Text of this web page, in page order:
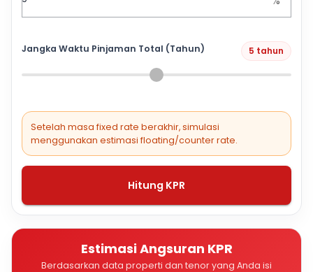
Jangka Waktu Pinjaman Total (Tahun) 5 tahun
Setelah masa fixed rate berakhir, simulasi
menggunakan estimasi floating/counter rate.
Hitung KPR
Estimasi Angsuran KPR
Berdasarkan data properti dan tenor yang Anda isi